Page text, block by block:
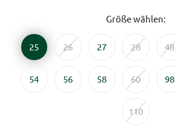
Größe wählen:
25 26 27 28 48
54 56 58 60 98
110